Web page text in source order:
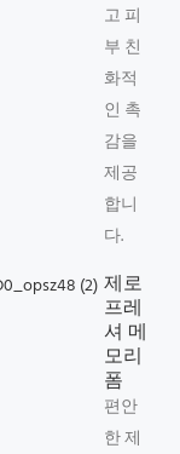
고 피
부 친
화적
인 촉
감을
제공
합니
다.
제로
프레
셔 메
모리
폼
편안
한 제